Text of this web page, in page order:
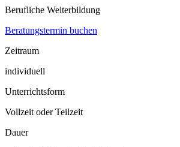
Berufliche Weiterbildung
Beratungstermin buchen
Zeitraum
individuell
Unterrichtsform
Vollzeit oder Teilzeit
Dauer